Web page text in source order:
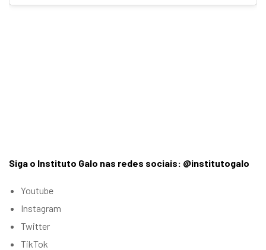
Siga o Instituto Galo nas redes sociais: @institutogalo
Youtube
Instagram
Twitter
TikTok